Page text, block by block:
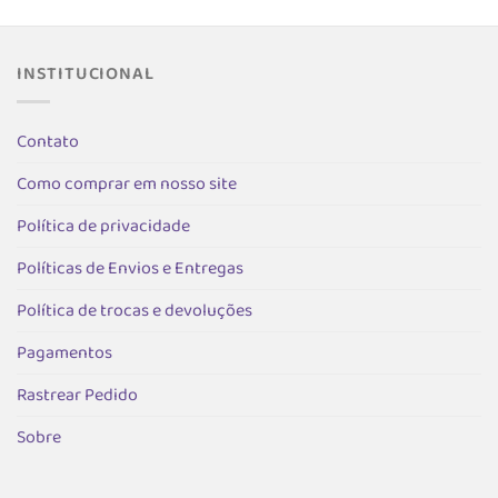
As
do
As
INSTITUCIONAL
Contato
Como comprar em nosso site
Política de privacidade
Políticas de Envios e Entregas
Política de trocas e devoluções
Pagamentos
Rastrear Pedido
Sobre